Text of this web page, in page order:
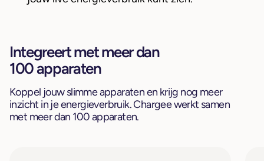
Integreert met meer dan
100 apparaten
Koppel jouw slimme apparaten en krijg nog meer
inzicht in je energieverbruik. Chargee werkt samen
met meer dan 100 apparaten.